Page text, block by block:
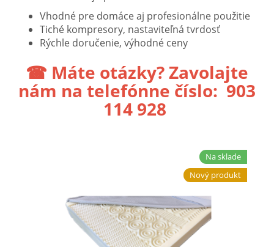
Vhodné pre domáce aj profesionálne použitie
Tiché kompresory, nastaviteľná tvrdosť
Rýchle doručenie, výhodné ceny
☎ Máte otázky? Zavolajte
nám na telefónne číslo:903
114 928
Na sklade
Nový produkt